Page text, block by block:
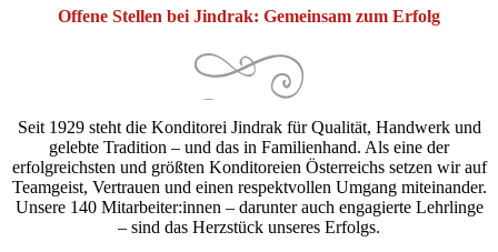
Offene Stellen bei Jindrak: Gemeinsam zum Erfolg
Seit 1929 steht die Konditorei Jindrak für Qualität, Handwerk und
gelebte Tradition – und das in Familienhand. Als eine der
erfolgreichsten und größten Konditoreien Österreichs setzen wir auf
Teamgeist, Vertrauen und einen respektvollen Umgang miteinander.
Unsere 140 Mitarbeiter:innen – darunter auch engagierte Lehrlinge
– sind das Herzstück unseres Erfolgs.